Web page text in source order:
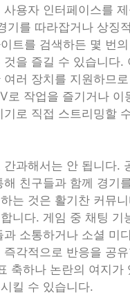
사용자 인터페이스를
기를 따라잡거나 상징
트를 검색하든 몇 번
것을 즐길 수 있습니다.
여러 장치를 지원하므
로 작업을 즐기거나 이
기로 직접 스트리밍할
간과해서는 안 됩니다.
해 친구들과 함께 경기
는 것은 활기찬 커뮤
니다. 게임 중 채팅 기
과 소통하거나 소셜 미
즉각적으로 반응을 공
축하나 논란의 여지가
킬 수 있습니다.